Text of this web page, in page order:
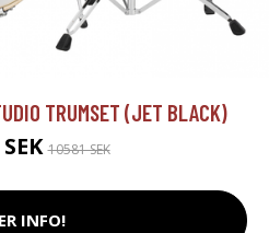
TRUMSET (JET BLACK)
10581 SEK
INFO!